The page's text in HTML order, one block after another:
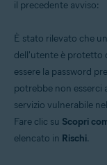
Microsoft Windows 7
Convenience Rollup,
Apple macOS 11.x (Big
Apple macOS
Apple macOS
Apple macOS 10.12.x
Apple Mac OS X
il precedente avviso:
È stato rilevato che
dell'utente è protetto
essere la password
potrebbe non esserci
servizio vulnerabile
Fare clic su Scopri
elencato in Rischi.